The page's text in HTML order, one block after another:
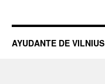
AYUDANTE DE VILNIUS